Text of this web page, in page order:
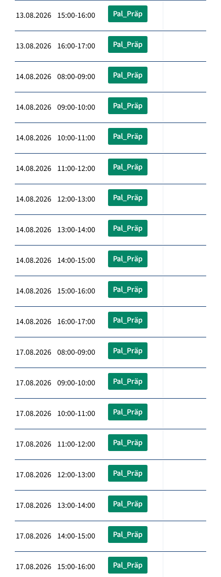
13.08.2026 15:00-16:00 Pal_Präp
13.08.2026 16:00-17:00 Pal_Präp
14.08.2026 08:00-09:00 Pal_Präp
14.08.2026 09:00-10:00 Pal_Präp
14.08.2026 10:00-11:00 Pal_Präp
14.08.2026 11:00-12:00 Pal_Präp
14.08.2026 12:00-13:00 Pal_Präp
14.08.2026 13:00-14:00 Pal_Präp
14.08.2026 14:00-15:00 Pal_Präp
14.08.2026 15:00-16:00 Pal_Präp
14.08.2026 16:00-17:00 Pal_Präp
17.08.2026 08:00-09:00 Pal_Präp
17.08.2026 09:00-10:00 Pal_Präp
17.08.2026 10:00-11:00 Pal_Präp
17.08.2026 11:00-12:00 Pal_Präp
17.08.2026 12:00-13:00 Pal_Präp
17.08.2026 13:00-14:00 Pal_Präp
17.08.2026 14:00-15:00 Pal_Präp
17.08.2026 15:00-16:00 Pal_Präp